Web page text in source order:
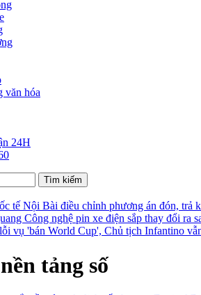
văn hóa
24H
Tìm kiếm
tế Nội Bài điều chỉnh phương án đón, trả
Công nghệ pin xe điện sắp thay đổi ra
vụ 'bán World Cup', Chủ tịch Infantino
tảng số